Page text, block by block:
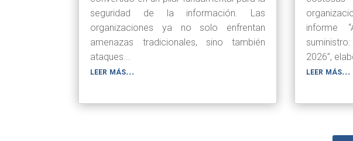
seguridad de la información. Las
organizaciones ya no solo enfrentan
amenazas tradicionales, sino también
ataques...
leer más...
informe
2026”,
leer más...